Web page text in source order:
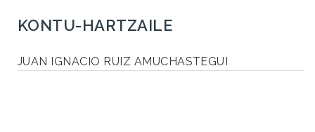
KONTU-HARTZAILE
JUAN IGNACIO RUIZ AMUCHASTEGUI